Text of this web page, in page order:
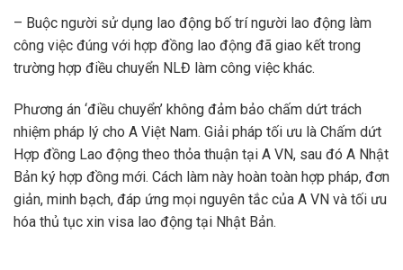
– Buộc người sử dụng lao động bố trí người lao động làm
công việc đúng với hợp đồng lao động đã giao kết trong
trường hợp điều chuyển NLĐ làm công việc khác.
Phương án ‘điều chuyển’ không đảm bảo chấm dứt trách
nhiệm pháp lý cho A Việt Nam. Giải pháp tối ưu là Chấm dứt
Hợp đồng Lao động theo thỏa thuận tại A VN, sau đó A Nhật
Bản ký hợp đồng mới. Cách làm này hoàn toàn hợp pháp, đơn
giản, minh bạch, đáp ứng mọi nguyên tắc của A VN và tối ưu
hóa thủ tục xin visa lao động tại Nhật Bản.